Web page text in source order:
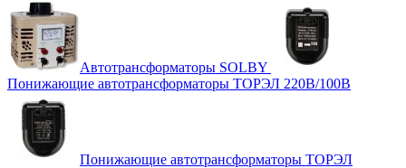
Автотрансформаторы SOLBY
Понижающие автотрансформаторы ТОРЭЛ 220В/100В
Понижающие автотрансформаторы ТОРЭЛ